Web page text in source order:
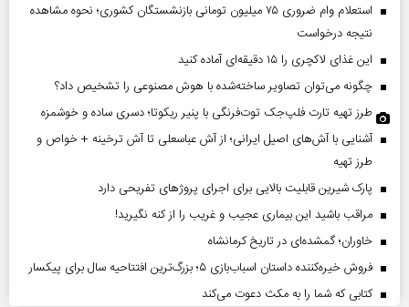
استعلام وام ضروری ۷۵ میلیون تومانی بازنشستگان کشوری؛ نحوه مشاهده
نتیجه درخواست
این غذای لاکچری را ۱۵ دقیقه‌ای آماده کنید
چگونه می‌توان تصاویر ساخته‌شده با هوش مصنوعی را تشخیص داد؟
طرز تهیه تارت فلپ‌جک توت‌فرنگی با پنیر ریکوتا؛ دسری ساده و خوشمزه
آشنایی با آش‌های اصیل ایرانی؛ از آش عباسعلی تا آش ترخینه + خواص و
طرز تهیه
پارک شیرین قابلیت‌ بالایی برای اجرای پروژهای تفریحی دارد
مراقب باشید این بیماری عجیب و غریب را از کنه نگیرید!
خاوران؛ گمشده‌ای در تاریخ کرمانشاه
فروش خیره‌کننده داستان اسباب‌بازی ۵؛ بزرگ‌ترین افتتاحیه سال برای پیکسار
کتابی که شما را به مکث دعوت می‌کند